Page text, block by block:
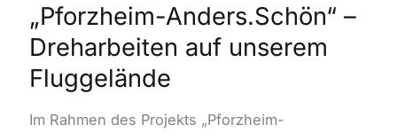
„Pforzheim-Anders.Schön“ –
Dreharbeiten auf unserem
Fluggelände
Im Rahmen des Projekts „Pforzheim-
Dreharbeiten
auf
unserem